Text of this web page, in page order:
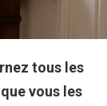
tous les
vous les